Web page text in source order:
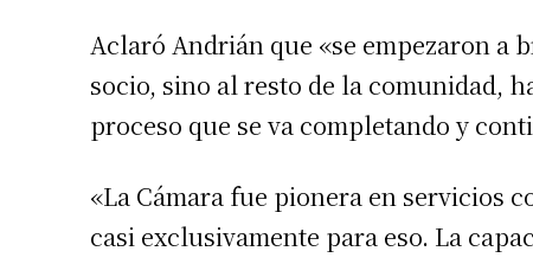
Aclaró Andrián que «se empezaron a
socio, sino al resto de la comunidad,
proceso que se va completando y
«La Cámara fue pionera en servicios
casi exclusivamente para eso. La